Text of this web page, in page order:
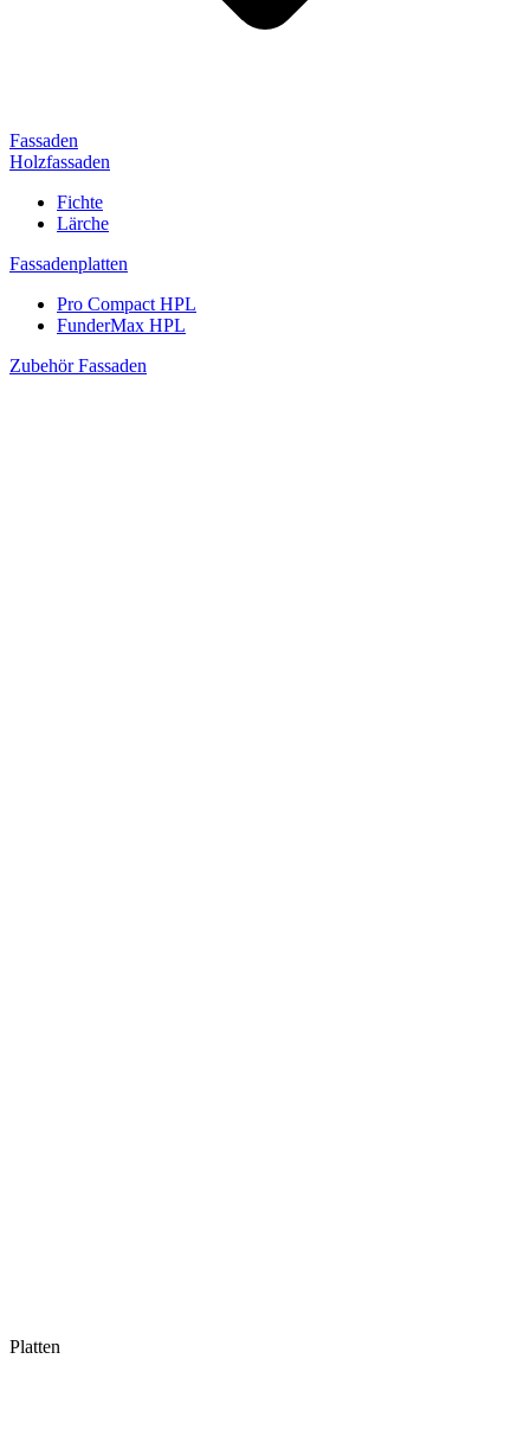
Fassaden
Holzfassaden
Fichte
Lärche
Fassadenplatten
Pro Compact HPL
FunderMax HPL
Zubehör Fassaden
Platten